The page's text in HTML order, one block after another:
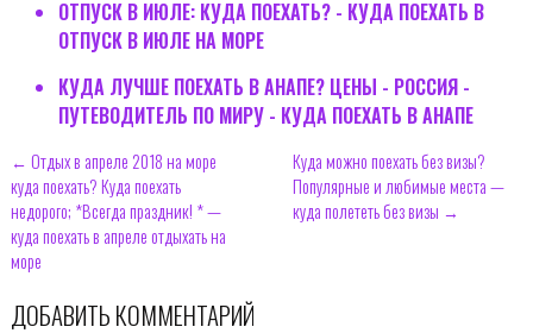
ОТПУСК В ИЮЛЕ: КУДА ПОЕХАТЬ? - КУДА ПОЕХАТЬ В
ОТПУСК В ИЮЛЕ НА МОРЕ
КУДА ЛУЧШЕ ПОЕХАТЬ В АНАПЕ? ЦЕНЫ - РОССИЯ -
ПУТЕВОДИТЕЛЬ ПО МИРУ - КУДА ПОЕХАТЬ В АНАПЕ
← Отдых в апреле 2018 на море
куда поехать? Куда поехать
недорого; *Всегда праздник! * —
куда поехать в апреле отдыхать на
море
Куда можно поехать без визы?
Популярные и любимые места —
куда полететь без визы →
ДОБАВИТЬ КОММЕНТАРИЙ